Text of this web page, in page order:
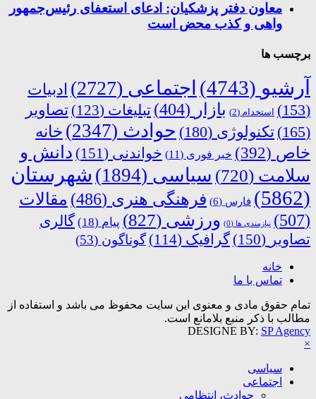
معاون دفتر پزشکیان: ادعای استعفای رئیس‌جمهور
واهی و کذب محض است
برچسب ها
آرشیو (4743) اجتماعی (2727)
ادبیات
(153)
استخدام (2) بازار (404) تبلیغات (123)
تصاویر
(165)
تکنولوژی (180) حوادث (2347)
خانه
خاص (392) خبر فوری (11) خواندنی (151)
دانش و
سلامت (720) سیاسی (1894)
شهرستان
(5862)
فارس (6) فرهنگی هنری (486)
مقالات
(507)
نیازمندی ها (0) ورزشی (827) پیام (18)
گالری
تصاویر (150) گرافیک (114) گوناگون (53)
خانه
تماس با ما
تمام حقوق مادی و معنوی این سایت محفوظ می باشد و استفاده از
مطالب با ذکر منبع بلامانع است.
DESIGNE BY: SP Agency
×
سیاسی
اجتماعی
حوادث، انتظامی